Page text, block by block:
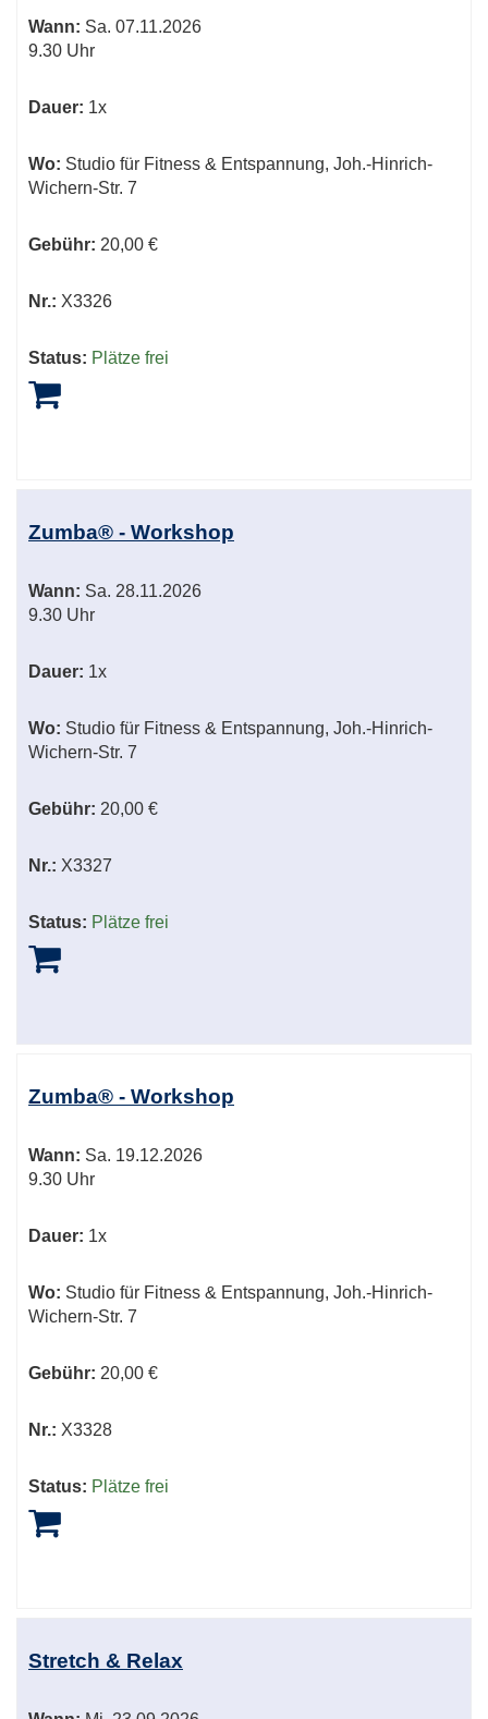
Wann: Sa. 07.11.2026
9.30 Uhr
Dauer: 1x
Wo: Studio für Fitness & Entspannung, Joh.-Hinrich-
Wichern-Str. 7
Gebühr: 20,00 €
Nr.: X3326
Status: Plätze frei
Zumba® - Workshop
Wann: Sa. 28.11.2026
9.30 Uhr
Dauer: 1x
Wo: Studio für Fitness & Entspannung, Joh.-Hinrich-
Wichern-Str. 7
Gebühr: 20,00 €
Nr.: X3327
Status: Plätze frei
Zumba® - Workshop
Wann: Sa. 19.12.2026
9.30 Uhr
Dauer: 1x
Wo: Studio für Fitness & Entspannung, Joh.-Hinrich-
Wichern-Str. 7
Gebühr: 20,00 €
Nr.: X3328
Status: Plätze frei
Stretch & Relax